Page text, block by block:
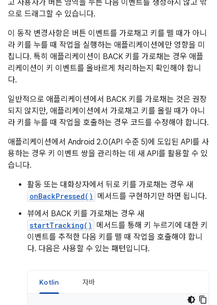
고 사용자가 버튼 영역을 누른 다음 이벤트를 생성하지 않고 밖
으로 드래그할 수 있습니다.
이 동작 변경사항은 버튼 이벤트를 가로채고 키를 뗄 때가 아니
라 키를 누를 때 작업을 실행하는 애플리케이션에만 영향을 미
칩니다. 특히 애플리케이션이 BACK 키를 가로채는 경우 애플
리케이션이 키 이벤트를 올바르게 처리하는지 확인해야 합니
다.
일반적으로 애플리케이션에서 BACK 키를 가로채는 것은 권장
되지 않지만, 애플리케이션에서 가로채고 키를 올릴 때가 아니
라 키를 누를 때 작업을 호출하는 경우 코드를 수정해야 합니다.
애플리케이션에서 Android 2.0(API 수준 5)에 도입된 API를 사
용하는 경우 키 이벤트 쌍을 관리하는 데 새 API를 활용할 수 있
습니다.
활동 또는 대화상자에서 뒤로 키를 가로채는 경우 새
onBackPressed()
메서드를 구현하기만 하면 됩니다.
뷰에서 BACK 키를 가로채는 경우 새
startTracking()
메서드를 통해 키 누르기에 대한 키
이벤트를 추적한 다음 키를 뗄 때 작업을 호출해야 합니
다. 다음은 사용할 수 있는 패턴입니다.
Kotlin 자바